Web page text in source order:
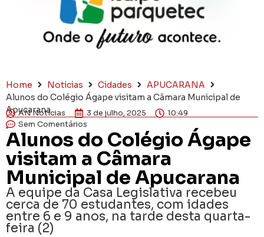
Home Notícias Cidades
APUCARANA
Alunos do Colégio Ágape visitam a Câmara Municipal de
Apucarana
AN Notícias 3 de julho, 2025
10:49
Sem Comentários
Alunos do Colégio Ágape
visitam a Câmara
Municipal de Apucarana
A equipe da Casa Legislativa recebeu
cerca de 70 estudantes, com idades
entre 6 e 9 anos, na tarde desta quarta-
feira (2)